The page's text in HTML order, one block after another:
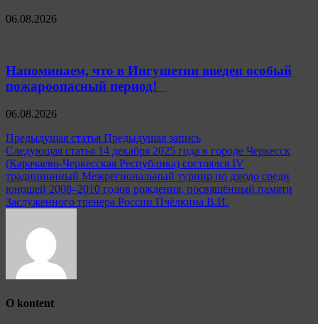
06.08.2026
Напоминаем, что в Ингушетии введен особый
пожароопасный период!⁣⁣⠀
06.08.2026
Навигация
по
записям
Предыдущая статья Предыдущая запись
Следующая статья 14 декабря 2025 года в городе Черкесск
(Карачаево-Черкесская Республика) состоялся IV
традиционный Межрегиональный турнир по дзюдо среди
юношей 2008–2010 годов рождения, посвящённый памяти
Заслуженного тренера России Пчёлкина В.И.
О kontent